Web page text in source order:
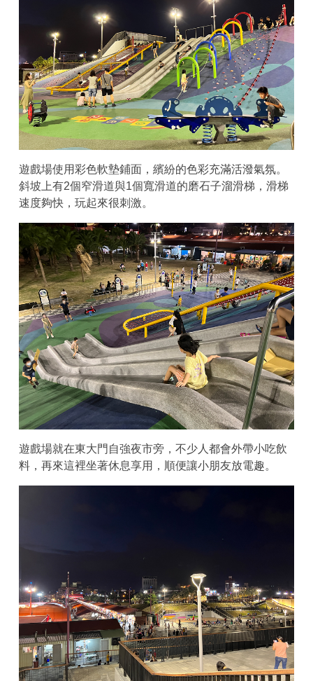
遊戲場使用彩色軟墊鋪面，繽紛的色彩充滿活潑氣氛。
斜坡上有2個窄滑道與1個寬滑道的磨石子溜滑梯，滑梯
速度夠快，玩起來很刺激。
遊戲場就在東大門自強夜市旁，不少人都會外帶小吃飲
料，再來這裡坐著休息享用，順便讓小朋友放電趣。